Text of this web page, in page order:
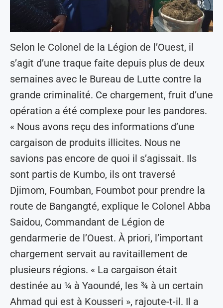
Selon le Colonel de la Légion de l’Ouest, il
s’agit d’une traque faite depuis plus de deux
semaines avec le Bureau de Lutte contre la
grande criminalité. Ce chargement, fruit d’une
opération a été complexe pour les pandores.
« Nous avons reçu des informations d’une
cargaison de produits illicites. Nous ne
savions pas encore de quoi il s’agissait. Ils
sont partis de Kumbo, ils ont traversé
Djimom, Foumban, Foumbot pour prendre la
route de Bangangté, explique le Colonel Abba
Saidou, Commandant de Légion de
gendarmerie de l’Ouest. À priori, l’important
chargement servait au ravitaillement de
plusieurs régions. « La cargaison était
destinée au ¼ à Yaoundé, les ¾ à un certain
Ahmad qui est à Kousseri », rajoute-t-il. Il a